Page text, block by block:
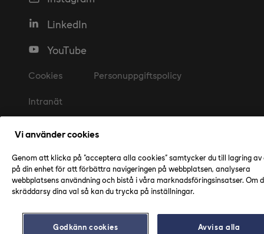
LinkedIn
YouTube
Cookies Personuppgiftspolicy
Intranät
Vi använder cookies
Genom att klicka på "acceptera alla cookies" samtycker du till lagring av
på din enhet för att förbättra navigeringen på webbplatsen, analysera
webbplatsens användning och bistå i våra marknadsföringsinsatser. Om
skräddarsy dina val så kan du trycka på inställningar.
Godkänn cookies Avvisa alla